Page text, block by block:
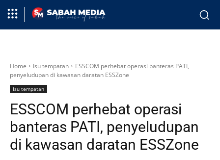
Home Isu tempatan
ESSCOM perhebat operasi banteras PATI,
penyeludupan di kawasan daratan ESSZone
Isu tempatan
ESSCOM perhebat operasi
banteras PATI, penyeludupan
di kawasan daratan ESSZone